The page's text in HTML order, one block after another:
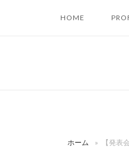
HOME
ホーム » 【発表